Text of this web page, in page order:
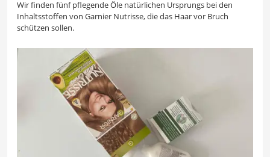
Wir finden fünf pflegende Öle natürlichen Ursprungs bei den
Inhaltsstoffen von Garnier Nutrisse, die das Haar vor Bruch
schützen sollen.